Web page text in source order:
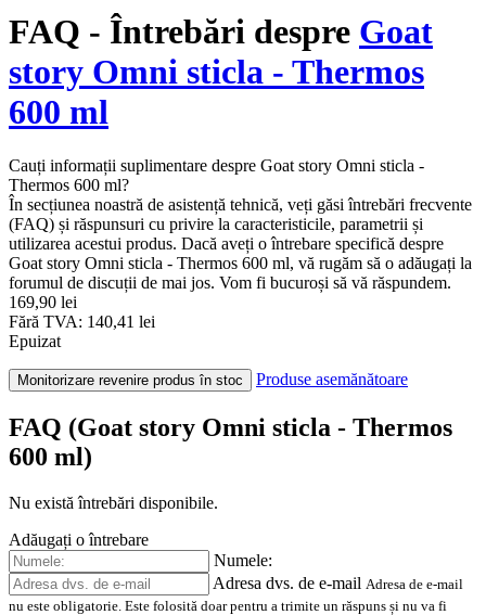
FAQ - Întrebări despre Goat
story Omni sticla - Thermos
600 ml
Cauți informații suplimentare despre Goat story Omni sticla -
Thermos 600 ml?
În secțiunea noastră de asistență tehnică, veți găsi întrebări frecvente
(FAQ) și răspunsuri cu privire la caracteristicile, parametrii și
utilizarea acestui produs. Dacă aveți o întrebare specifică despre
Goat story Omni sticla - Thermos 600 ml, vă rugăm să o adăugați la
forumul de discuții de mai jos. Vom fi bucuroși să vă răspundem.
169,90 lei
Fără TVA: 140,41 lei
Epuizat
Monitorizare revenire produs în stoc Produse asemănătoare
FAQ (Goat story Omni sticla - Thermos
600 ml)
Nu există întrebări disponibile.
Adăugați o întrebare
Numele:
Adresa dvs. de e-mail Adresa de e-mail
nu este obligatorie. Este folosită doar pentru a trimite un răspuns și nu va fi